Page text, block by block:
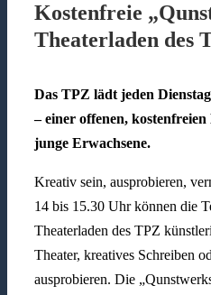
Kostenfreie
Theaterladen des
Das TPZ lädt jeden
– einer offenen,
junge Erwachsene.
Kreativ sein, ausprobieren,
14 bis 15.30 Uhr können die
Theaterladen des TPZ
Theater, kreatives Schreiben
ausprobieren. Die